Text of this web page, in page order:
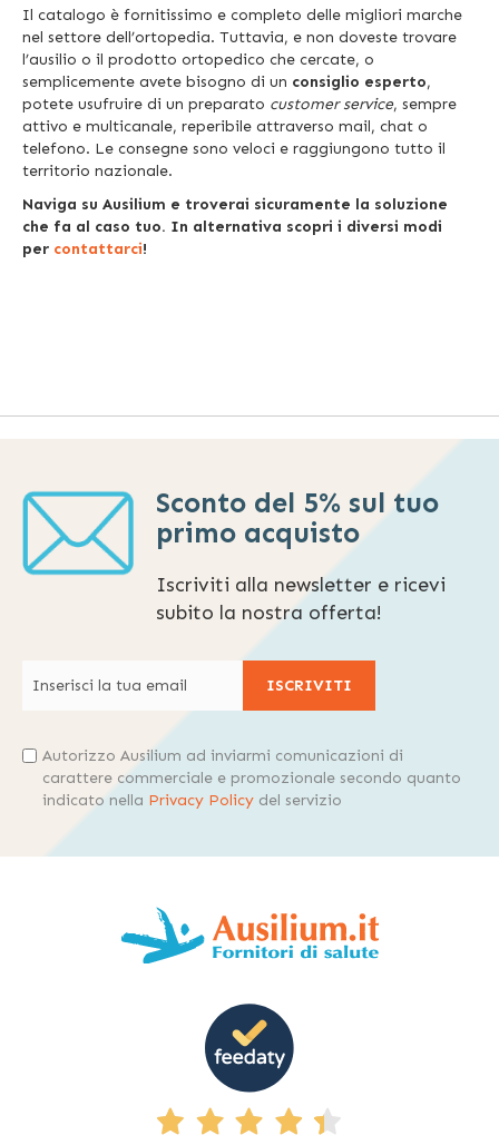
Il catalogo è fornitissimo e completo delle migliori marche
nel settore dell’ortopedia. Tuttavia, e non doveste trovare
l’ausilio o il prodotto ortopedico che cercate, o
semplicemente avete bisogno di un consiglio esperto,
potete usufruire di un preparato customer service, sempre
attivo e multicanale, reperibile attraverso mail, chat o
telefono. Le consegne sono veloci e raggiungono tutto il
territorio nazionale.
Naviga su Ausilium e troverai sicuramente la soluzione
che fa al caso tuo. In alternativa scopri i diversi modi
per contattarci!
Sconto del 5% sul tuo
primo acquisto
Iscriviti alla newsletter e ricevi
subito la nostra offerta!
ISCRIVITI
Autorizzo Ausilium ad inviarmi comunicazioni di
carattere commerciale e promozionale secondo quanto
indicato nella Privacy Policy del servizio